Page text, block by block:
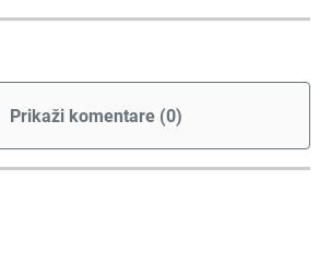
Prikaži komentare (0)